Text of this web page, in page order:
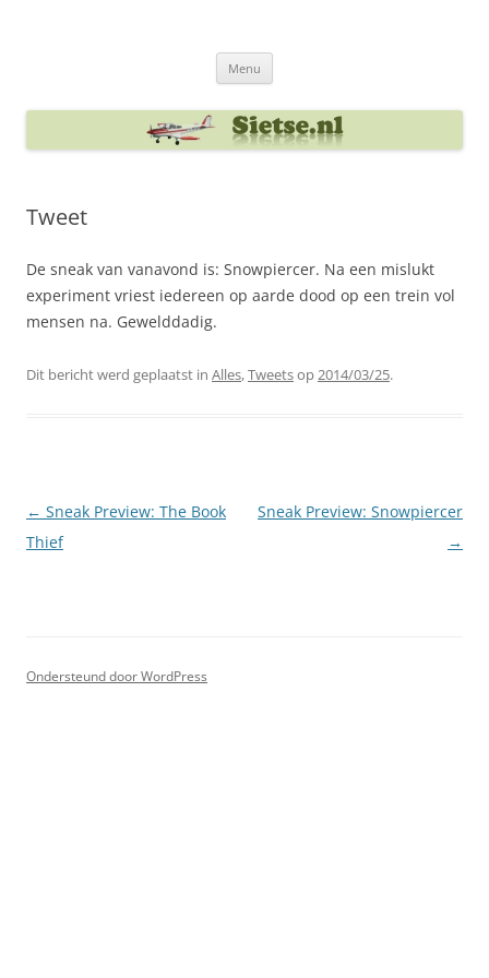
Menu
Tweet
De sneak van vanavond is: Snowpiercer. Na een mislukt
experiment vriest iedereen op aarde dood op een trein vol
mensen na. Gewelddadig.
Dit bericht werd geplaatst in Alles,Tweetsop2014/03/25.
Berichtnavigatie
← Sneak Preview: The Book
Thief
Sneak Preview: Snowpiercer
→
Ondersteund door WordPress